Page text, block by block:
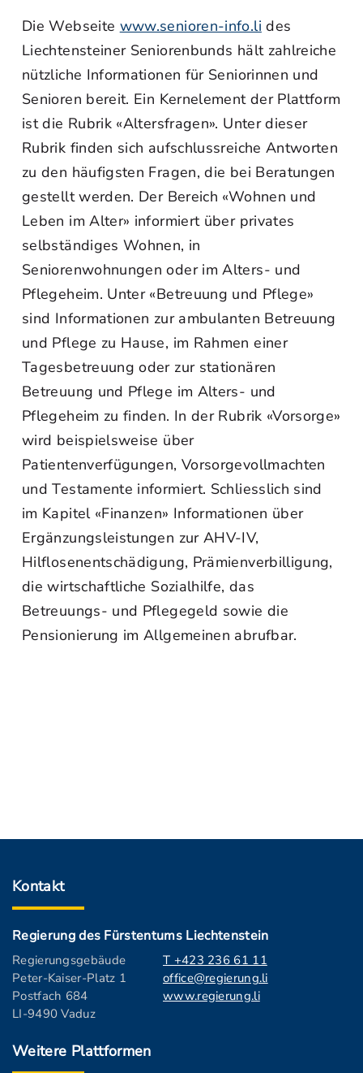
Die Webseite www.senioren-info.li des
Liechtensteiner Seniorenbunds hält zahlreiche
nützliche Informationen für Seniorinnen und
Senioren bereit. Ein Kernelement der Plattform
ist die Rubrik «Altersfragen». Unter dieser
Rubrik finden sich aufschlussreiche Antworten
zu den häufigsten Fragen, die bei Beratungen
gestellt werden. Der Bereich «Wohnen und
Leben im Alter» informiert über privates
selbständiges Wohnen, in
Seniorenwohnungen oder im Alters- und
Pflegeheim. Unter «Betreuung und Pflege»
sind Informationen zur ambulanten Betreuung
und Pflege zu Hause, im Rahmen einer
Tagesbetreuung oder zur stationären
Betreuung und Pflege im Alters- und
Pflegeheim zu finden. In der Rubrik «Vorsorge»
wird beispielsweise über
Patientenverfügungen, Vorsorgevollmachten
und Testamente informiert. Schliesslich sind
im Kapitel «Finanzen» Informationen über
Ergänzungsleistungen zur AHV-IV,
Hilflosenentschädigung, Prämienverbilligung,
die wirtschaftliche Sozialhilfe, das
Betreuungs- und Pflegegeld sowie die
Pensionierung im Allgemeinen abrufbar.
Kontakt
Regierung des Fürstentums Liechtenstein
Regierungsgebäude
Peter-Kaiser-Platz 1
Postfach 684
LI-9490 Vaduz
T +423 236 61 11
office@regierung.li
www.regierung.li
Weitere Plattformen